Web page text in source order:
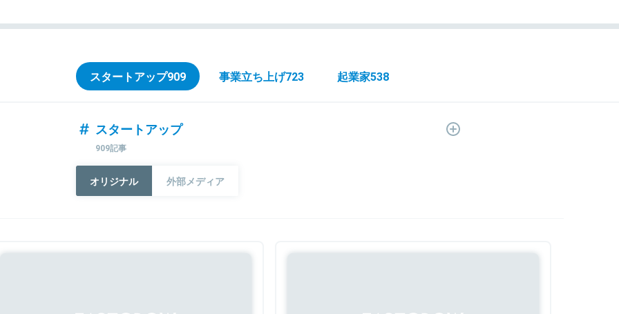
スタートアップ909 事業立ち上げ723 起業家538
スタートアップ
909記事
オリジナル 外部メディア